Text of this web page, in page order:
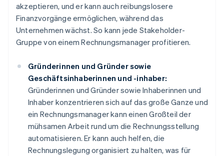
akzeptieren, und er kann auch reibungslosere
Finanzvorgänge ermöglichen, während das
Unternehmen wächst. So kann jede Stakeholder-
Gruppe von einem Rechnungsmanager profitieren.
Gründerinnen und Gründer sowie
Geschäftsinhaberinnen und -inhaber:
Gründerinnen und Gründer sowie Inhaberinnen und
Inhaber konzentrieren sich auf das große Ganze und
ein Rechnungsmanager kann einen Großteil der
mühsamen Arbeit rund um die Rechnungsstellung
automatisieren. Er kann auch helfen, die
Rechnungslegung organisiert zu halten, was für